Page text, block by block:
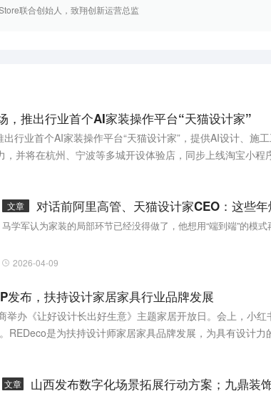
联合创始人，致翔创新运营总监
，推出行业首个AI家装操作平台“天猫设计家”
行业首个AI家装操作平台“天猫设计家”，提供AI设计、施
，并将在杭州、宁波等多城开设体验店，同步上线淘宝小程
需重资产投入，即可具备规模化装企的全建制能力。
文章
马学军认为家装的局部环节已经没得做了，他想用“端到端”的模式
2026-04-09
发布，扶持设计家居家具行业品牌发展
举办《让好设计长出好生意》主题家居开放日。会上，小
REDeco是为扶持设计师家居家具品牌发展，为具有设计
量、平台级营销活动、佣金返点、撮合标杆买手深度合作
文章